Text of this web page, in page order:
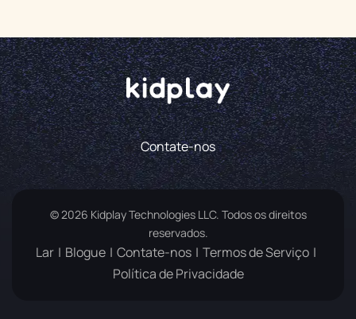
Contate-nos
© 2026 Kidplay Technologies LLC. Todos os direitos
reservados.
Lar Blogue Contate-nos
Termos de Serviço
Política de Privacidade